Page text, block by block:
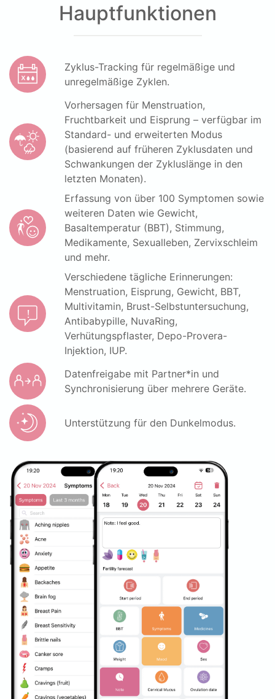
Hauptfunktionen
Zyklus-Tracking für regelmäßige und
unregelmäßige Zyklen.
Vorhersagen für Menstruation,
Fruchtbarkeit und Eisprung – verfügbar im
Standard- und erweiterten Modus
(basierend auf früheren Zyklusdaten und
Schwankungen der Zykluslänge in den
letzten Monaten).
Erfassung von über 100 Symptomen sowie
weiteren Daten wie Gewicht,
Basaltemperatur (BBT), Stimmung,
Medikamente, Sexualleben, Zervixschleim
und mehr.
Verschiedene tägliche Erinnerungen:
Menstruation, Eisprung, Gewicht, BBT,
Multivitamin, Brust-Selbstuntersuchung,
Antibabypille, NuvaRing,
Verhütungspflaster, Depo-Provera-
Injektion, IUP.
Datenfreigabe mit Partner*in und
Synchronisierung über mehrere Geräte.
Unterstützung für den Dunkelmodus.